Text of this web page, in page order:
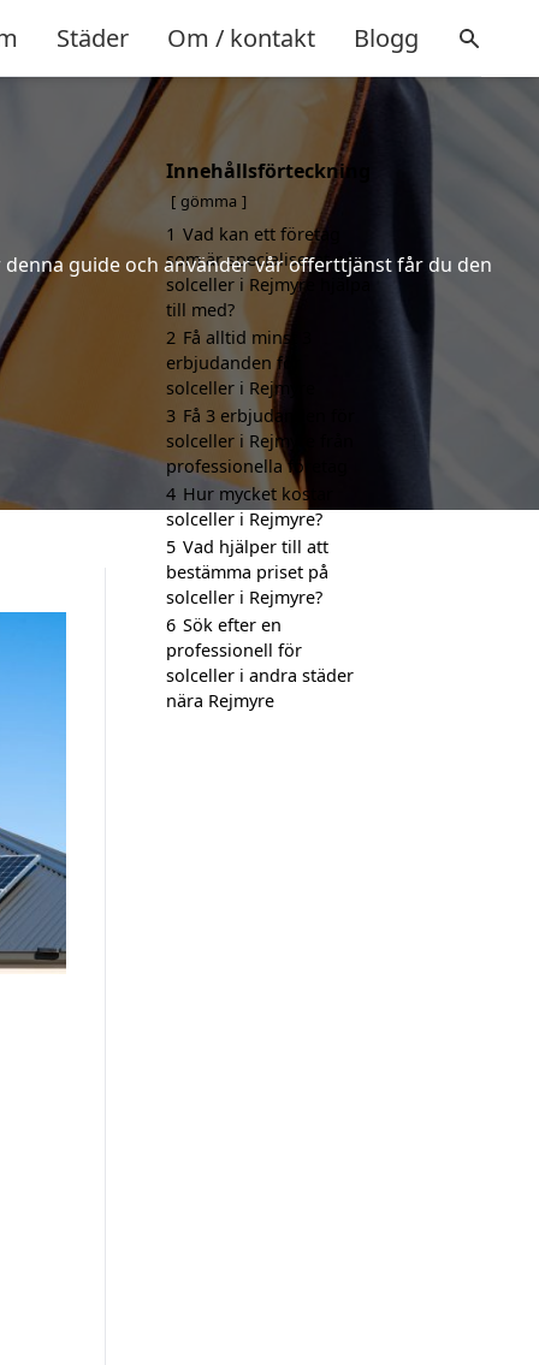
Städer Om / kontakt Blogg
guide och använder vår offerttjänst får du den
Innehållsförteckning
gömma
1 Vad kan ett företag
som är specialiserat på
solceller i Rejmyre hjälpa
till med?
2 Få alltid minst 3
erbjudanden för
solceller i Rejmyre
3 Få 3 erbjudanden för
solceller i Rejmyre från
professionella företag
4 Hur mycket kostar
solceller i Rejmyre?
5 Vad hjälper till att
bestämma priset på
solceller i Rejmyre?
6 Sök efter en
professionell för
solceller i andra städer
nära Rejmyre